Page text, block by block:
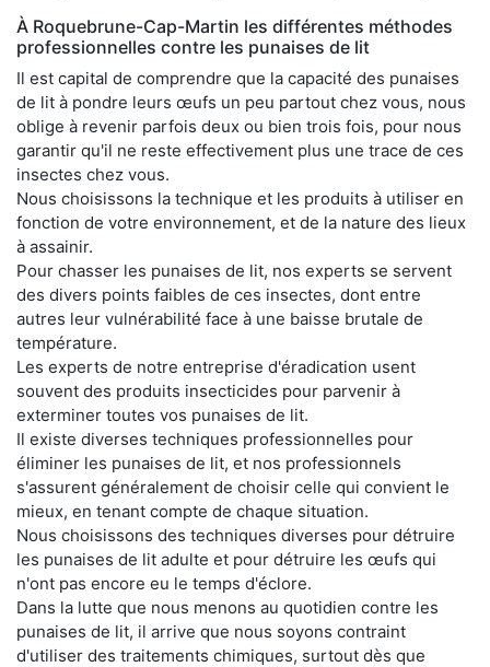
À Roquebrune-Cap-Martin les différentes méthodes
professionnelles contre les punaises de lit
Il est capital de comprendre que la capacité des punaises
de lit à pondre leurs œufs un peu partout chez vous, nous
oblige à revenir parfois deux ou bien trois fois, pour nous
garantir qu'il ne reste effectivement plus une trace de ces
insectes chez vous.
Nous choisissons la technique et les produits à utiliser en
fonction de votre environnement, et de la nature des lieux
à assainir.
Pour chasser les punaises de lit, nos experts se servent
des divers points faibles de ces insectes, dont entre
autres leur vulnérabilité face à une baisse brutale de
température.
Les experts de notre entreprise d'éradication usent
souvent des produits insecticides pour parvenir à
exterminer toutes vos punaises de lit.
Il existe diverses techniques professionnelles pour
éliminer les punaises de lit, et nos professionnels
s'assurent généralement de choisir celle qui convient le
mieux, en tenant compte de chaque situation.
Nous choisissons des techniques diverses pour détruire
les punaises de lit adulte et pour détruire les œufs qui
n'ont pas encore eu le temps d'éclore.
Dans la lutte que nous menons au quotidien contre les
punaises de lit, il arrive que nous soyons contraint
d'utiliser des traitements chimiques, surtout dès que